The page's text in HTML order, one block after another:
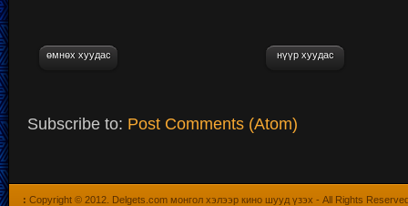
өмнөх хуудас нүүр хуудас
Subscribe to: Post Comments (Atom)
: Copyright © 2012. Delgets.com монгол хэлээр кино шууд үзэх - All Rights